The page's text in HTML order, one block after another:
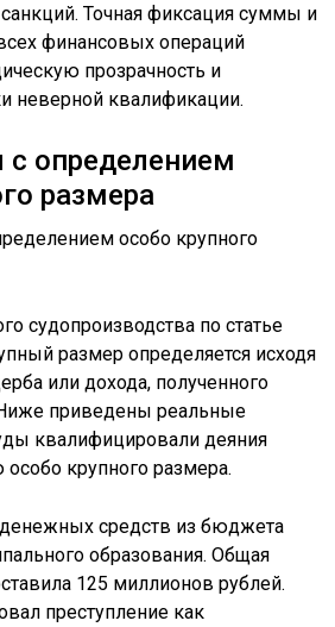
Точная фиксация суммы и
финансовых операций
прозрачность и
неверной квалификации.
определением
размера
судопроизводства по статье
размер определяется исходя
или дохода, полученного
приведены реальные
квалифицировали деяния
крупного размера.
средств из бюджета
образования. Общая
125 миллионов рублей.
преступление как